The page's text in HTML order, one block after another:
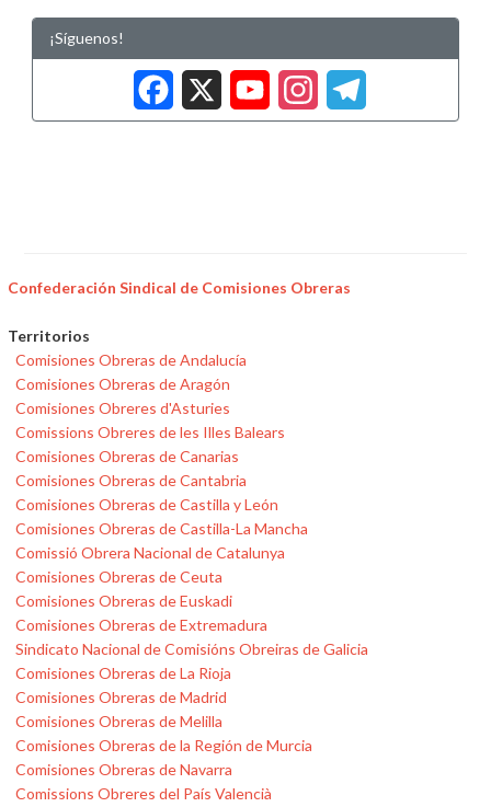
¡Síguenos!
Facebook
X
Confederación Sindical de Comisiones Obreras
Territorios
Comisiones Obreras de Andalucía
Comisiones Obreras de Aragón
Comisiones Obreres d'Asturies
Comissions Obreres de les Illes Balears
Comisiones Obreras de Canarias
Comisiones Obreras de Cantabria
Comisiones Obreras de Castilla y León
Comisiones Obreras de Castilla-La Mancha
Comissió Obrera Nacional de Catalunya
Comisiones Obreras de Ceuta
Comisiones Obreras de Euskadi
Comisiones Obreras de Extremadura
Sindicato Nacional de Comisións Obreiras de Galicia
Comisiones Obreras de La Rioja
Comisiones Obreras de Madrid
Comisiones Obreras de Melilla
Comisiones Obreras de la Región de Murcia
Comisiones Obreras de Navarra
Comissions Obreres del País Valencià